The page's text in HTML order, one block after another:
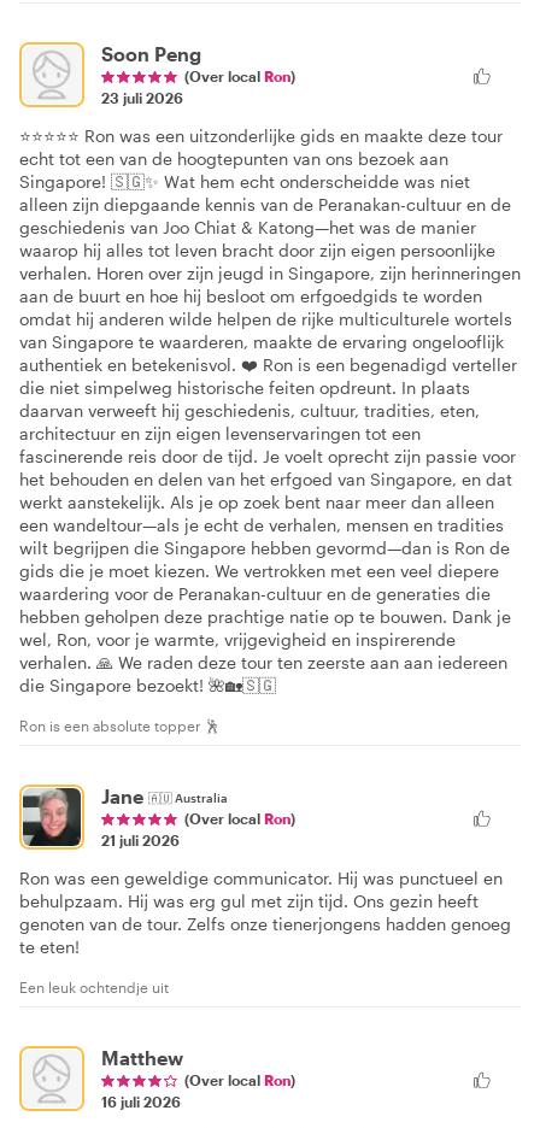
Soon Peng
(Over local Ron)
23 juli 2026
⭐⭐⭐⭐⭐ Ron was een uitzonderlijke gids en maakte deze tour
echt tot een van de hoogtepunten van ons bezoek aan
Singapore! 🇸🇬✨ Wat hem echt onderscheidde was niet
alleen zijn diepgaande kennis van de Peranakan-cultuur en de
geschiedenis van Joo Chiat & Katong—het was de manier
waarop hij alles tot leven bracht door zijn eigen persoonlijke
verhalen. Horen over zijn jeugd in Singapore, zijn herinneringen
aan de buurt en hoe hij besloot om erfgoedgids te worden
omdat hij anderen wilde helpen de rijke multiculturele wortels
van Singapore te waarderen, maakte de ervaring ongelooflijk
authentiek en betekenisvol. ❤️ Ron is een begenadigd verteller
die niet simpelweg historische feiten opdreunt. In plaats
daarvan verweeft hij geschiedenis, cultuur, tradities, eten,
architectuur en zijn eigen levenservaringen tot een
fascinerende reis door de tijd. Je voelt oprecht zijn passie voor
het behouden en delen van het erfgoed van Singapore, en dat
werkt aanstekelijk. Als je op zoek bent naar meer dan alleen
een wandeltour—als je echt de verhalen, mensen en tradities
wilt begrijpen die Singapore hebben gevormd—dan is Ron de
gids die je moet kiezen. We vertrokken met een veel diepere
waardering voor de Peranakan-cultuur en de generaties die
hebben geholpen deze prachtige natie op te bouwen. Dank je
wel, Ron, voor je warmte, vrijgevigheid en inspirerende
verhalen. 🙏 We raden deze tour ten zeerste aan aan iedereen
die Singapore bezoekt! 🌺🏡🇸🇬
Ron is een absolute topper 🕺
Jane 🇦🇺Australia
(Over local Ron)
21 juli 2026
Ron was een geweldige communicator. Hij was punctueel en
behulpzaam. Hij was erg gul met zijn tijd. Ons gezin heeft
genoten van de tour. Zelfs onze tienerjongens hadden genoeg
te eten!
Een leuk ochtendje uit
Matthew
(Over local Ron)
16 juli 2026